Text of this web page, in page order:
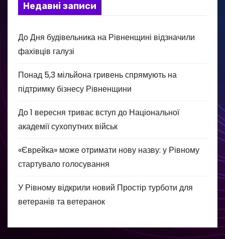
Недавні записи
До Дня будівельника на Рівненщині відзначили
фахівців галузі
Понад 5,3 мільйона гривень спрямують на
підтримку бізнесу Рівненщини
До 1 вересня триває вступ до Національної
академії сухопутних військ
«Єврейка» може отримати нову назву: у Рівному
стартувало голосування
У Рівному відкрили новий Простір турботи для
ветеранів та ветеранок